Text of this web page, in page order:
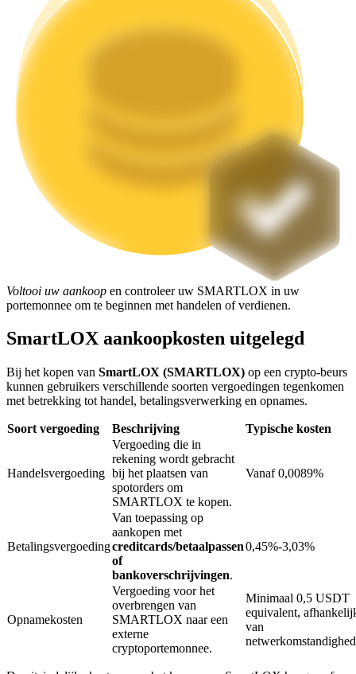
Uitzetten
Launchpool
Flexibel staken om populaire tokens te verdienen.
BTR-vergrendelingen
Exclusieve beleggingen voor BTR-houders
Door crypto ondersteunde leenservice
Voltooi uw aankoop en controleer uw SMARTLOX in uw
portemonnee om te beginnen met handelen of verdienen.
SmartLOX aankoopkosten uitgelegd
Bij het kopen van SmartLOX (SMARTLOX) op een crypto-beurs
kunnen gebruikers verschillende soorten vergoedingen tegenkomen
met betrekking tot handel, betalingsverwerking en opnames.
Soort vergoeding Beschrijving Typische kosten
Handelsvergoeding
Vergoeding die in
rekening wordt gebracht
bij het plaatsen van
spotorders om
SMARTLOX te kopen.
Vanaf 0,0089%
Betalingsvergoeding
Van toepassing op
aankopen met
creditcards/betaalpassen
of
bankoverschrijvingen.
0,45%-3,03%
Opnamekosten
Vergoeding voor het
overbrengen van
SMARTLOX naar een
externe
cryptoportemonnee.
Minimaal 0,5 USDT
equivalent,
van